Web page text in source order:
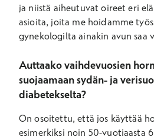
ja niistä aiheutuvat oireet eri
asioita, joita me hoidamme
gynekologilta ainakin avun saa
Auttaako vaihdevuosien
suojaamaan sydän- ja
diabetekselta?
On osoitettu, että jos käyttää
esimerkiksi noin 50-vuotiaasta